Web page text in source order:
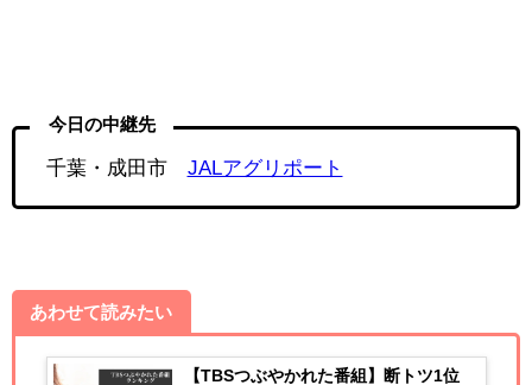
今日の中継先
千葉・成田市 JALアグリポート
あわせて読みたい
【TBSつぶやかれた番組】断トツ1位